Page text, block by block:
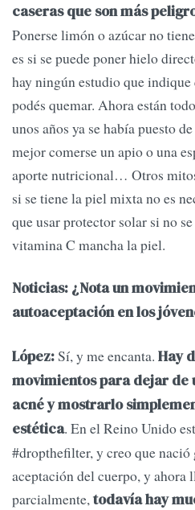
caseras que son más
Ponerse limón o azúcar no
es si se puede poner hielo
hay ningún estudio que indique
podés quemar. Ahora están
unos años ya se había puesto
mejor comerse un apio o una
aporte nutricional… Otros
si se tiene la piel mixta no es
que usar protector solar si no
vitamina C mancha la piel.
Noticias: ¿Nota un
autoaceptación en los
López:Sí, y me encanta. Hay
movimientos para dejar
acné y mostrarlo
estética. En el Reino Unido
#dropthefilter, y creo que
aceptación del cuerpo, y ahora
parcialmente,todavía hay